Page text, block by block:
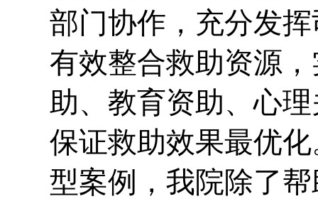
部门协作，充分发
有效整合救助资源
助、教育资助、心
保证救助效果最优
型案例，我院除了